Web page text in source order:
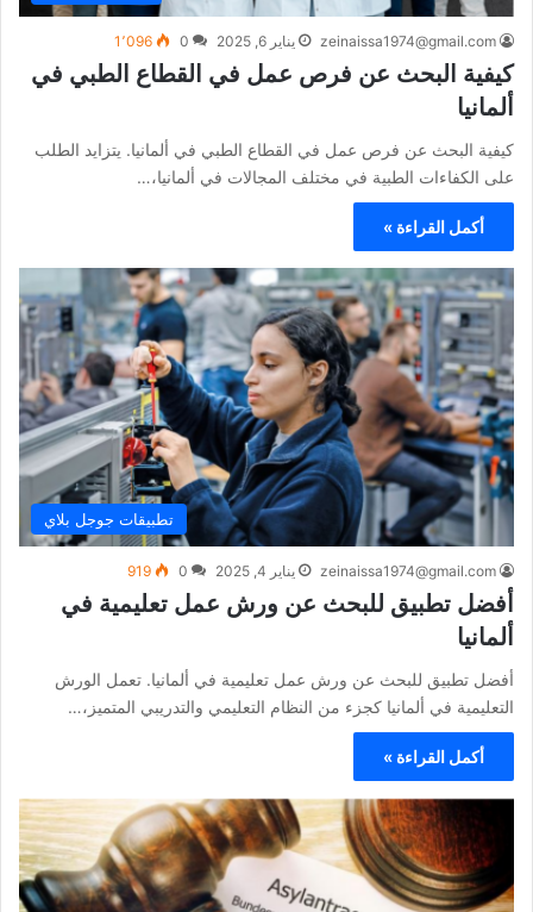
zeinaissa1974@gmail.com يناير 6, 2025 0 1٬096
كيفية البحث عن فرص عمل في القطاع الطبي في
ألمانيا
كيفية البحث عن فرص عمل في القطاع الطبي في ألمانيا. يتزايد الطلب
على الكفاءات الطبية في مختلف المجالات في ألمانيا،…
أكمل القراءة »
تطبيقات جوجل بلاي
zeinaissa1974@gmail.com يناير 4, 2025 0
919
أفضل تطبيق للبحث عن ورش عمل تعليمية في
ألمانيا
أفضل تطبيق للبحث عن ورش عمل تعليمية في ألمانيا. تعمل الورش
التعليمية في ألمانيا كجزء من النظام التعليمي والتدريبي المتميز،…
أكمل القراءة »